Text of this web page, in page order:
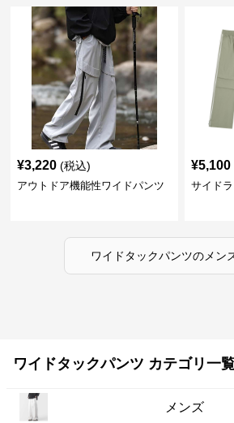
¥3,220 (税込)
アウトドア機能性ワイドパンツ
¥5,100
サイド
ワイドタックパンツのメン
ワイドタックパンツ カテゴリ一
メンズ